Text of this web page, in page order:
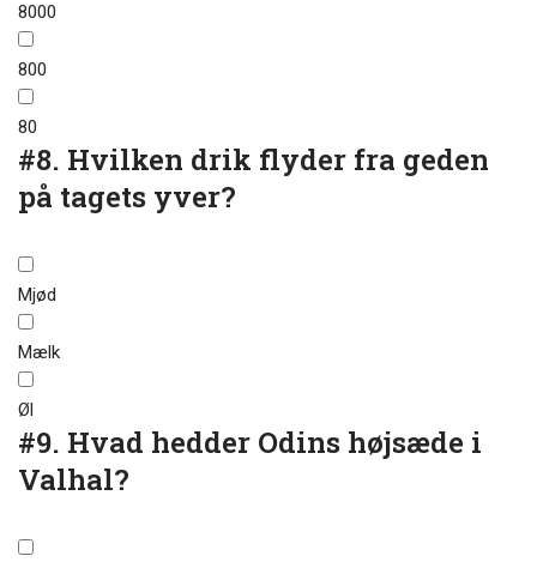
8000
800
80
#8. Hvilken drik flyder fra geden
på tagets yver?
Mjød
Mælk
Øl
#9. Hvad hedder Odins højsæde i
Valhal?